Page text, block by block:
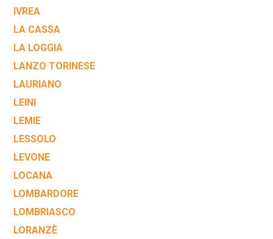
IVREA
LA CASSA
LA LOGGIA
LANZO TORINESE
LAURIANO
LEINI
LEMIE
LESSOLO
LEVONE
LOCANA
LOMBARDORE
LOMBRIASCO
LORANZÈ